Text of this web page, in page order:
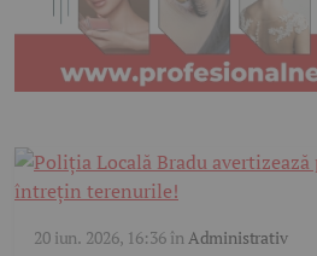
20 iun. 2026, 16:36înAdministrativ